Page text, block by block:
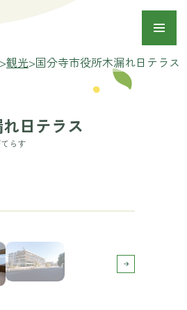
>観光>国分寺市役所木漏れ日テラス
日テラス
らす